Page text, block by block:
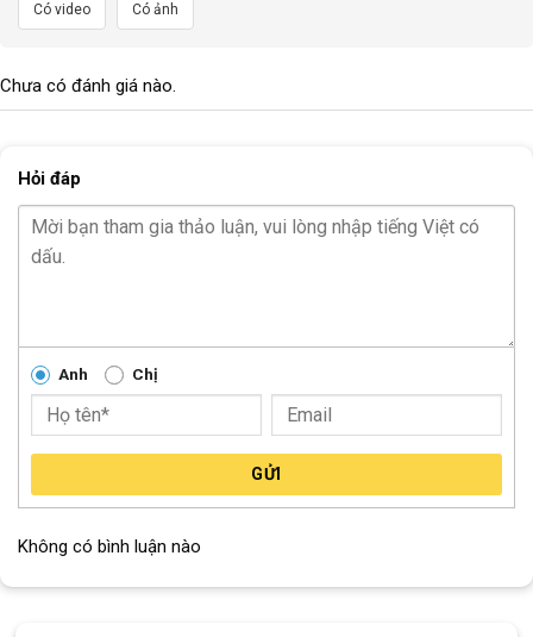
Có video Có ảnh
Chưa có đánh giá nào.
Hỏi đáp
Anh Chị
GỬI
Không có bình luận nào